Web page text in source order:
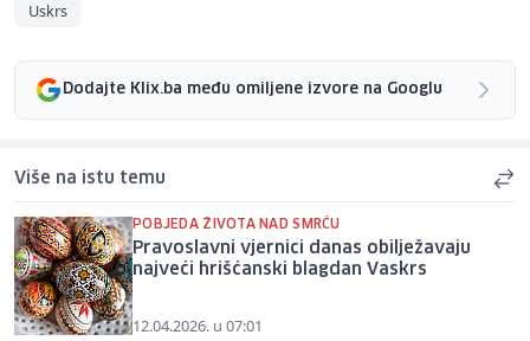
Uskrs
Dodajte Klix.ba među omiljene izvore na Googlu
Više na istu temu
POBJEDA ŽIVOTA NAD SMRĆU
Pravoslavni vjernici danas obilježavaju
najveći hrišćanski blagdan Vaskrs
12.04.2026. u 07:01